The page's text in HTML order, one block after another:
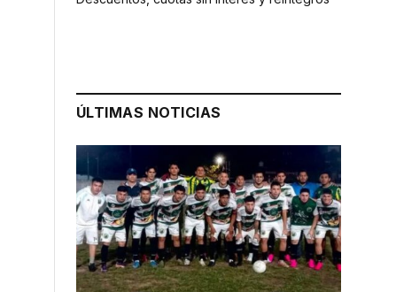
ÚLTIMAS NOTICIAS